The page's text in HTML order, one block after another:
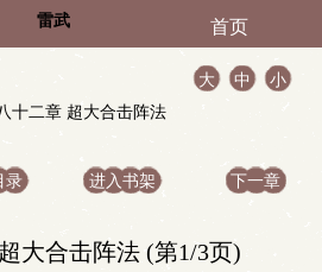
雷武 首页
大 中
小
十二章 超大合击阵法
录 进入书架 下一章
大合击阵法 (第1/3页)